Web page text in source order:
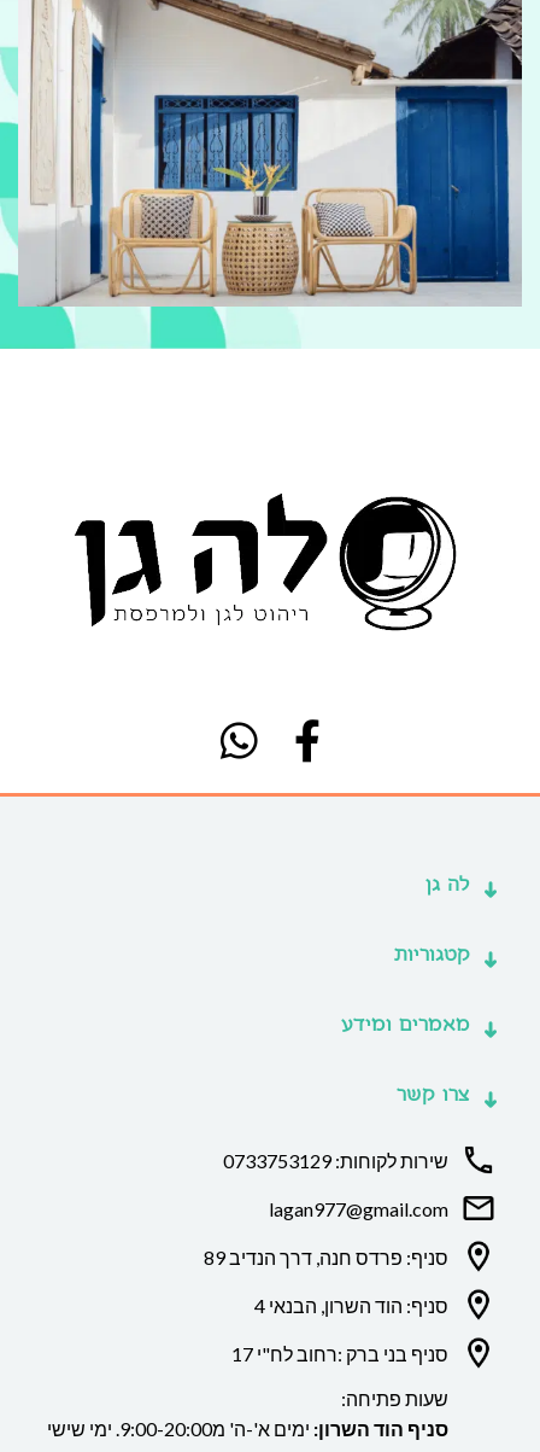
לה גן
קטגוריות
מאמרים ומידע
צרו קשר
שירות לקוחות: 0733753129
lagan977@gmail.com
סניף: פרדס חנה, דרך הנדיב 89
סניף: הוד השרון, הבנאי 4
סניף בני ברק :רחוב לח"י 17
שעות פתיחה:
סניף הוד השרון:
ימים א'-ה' מ9:00-20:00. ימי שישי